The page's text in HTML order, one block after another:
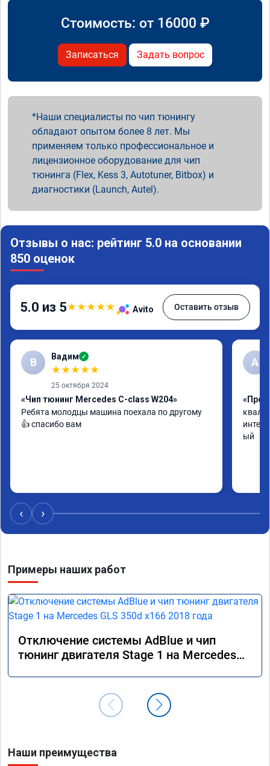
Стоимость: от 16000 ₽
Записаться Задать вопрос
Наши специалисты по чип тюнингу
обладают опытом более 8 лет. Мы
применяем только профессиональное и
лицензионное оборудование для чип
тюнинга (Flex, Kess 3, Autotuner, Bitbox) и
диагностики (Launch, Autel).
Отзывы о нас: рейтинг 5.0 на основании
850 оценок
5.0 из 5★★★★★ Avito Оставить отзыв
В Вадим ✓
★★★★★
25 октября 2024
«Чип тюнинг Mercedes C-class W204»
Ребята молодцы машина поехала по другому
👍 спасибо вам
А
ый
‹ ›
Примеры наших работ
Отключение системы AdBlue и чип
тюнинг двигателя Stage 1 на Mercedes
Наши преимущества